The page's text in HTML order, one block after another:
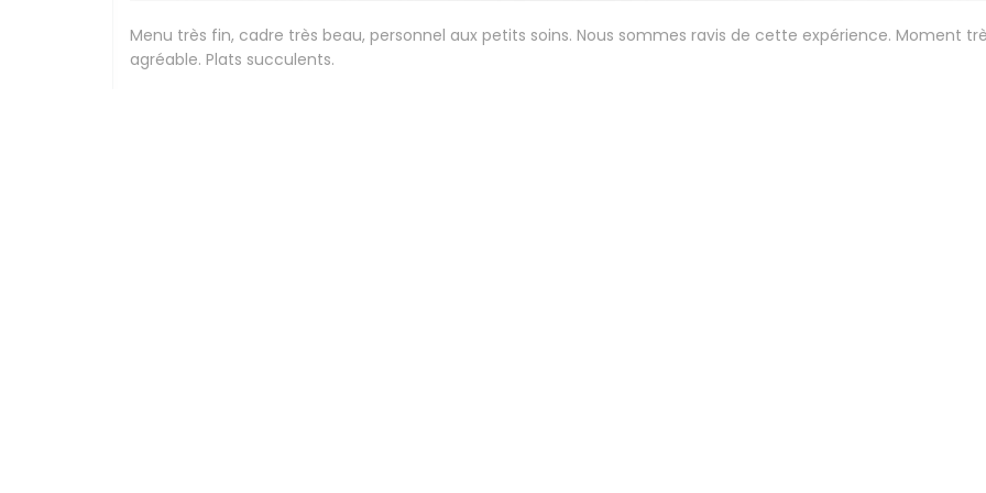
Menu très fin, cadre très beau, personnel aux petits soins. Nous sommes ravis de cette expérience. Moment
agréable. Plats succulents.